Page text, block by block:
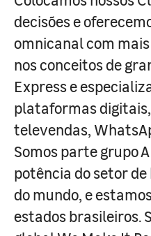
decisões e
omnicanal com
nos conceitos de
Express e
plataformas
televendas,
Somos parte grupo
potência do setor
do mundo, e
estados brasileiros.